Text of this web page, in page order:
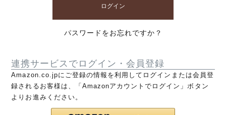
ログイン
パスワードをお忘れですか？
連携サービスでログイン・会員登録
Amazon.co.jpにご登録の情報を利用してログインまたは会員登
録されるお客様は、「Amazonアカウントでログイン」ボタン
よりお進みください。